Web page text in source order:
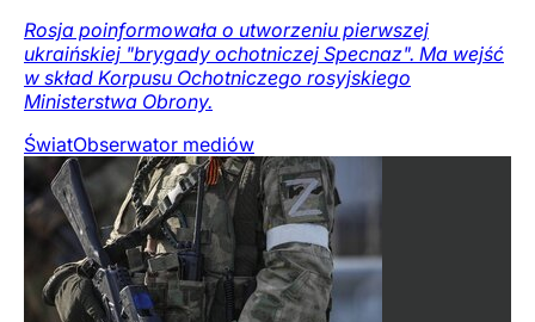
Rosja poinformowała o utworzeniu pierwszej
ukraińskiej "brygady ochotniczej Specnaz". Ma wejść
w skład Korpusu Ochotniczego rosyjskiego
Ministerstwa Obrony.
ŚwiatObserwator mediów